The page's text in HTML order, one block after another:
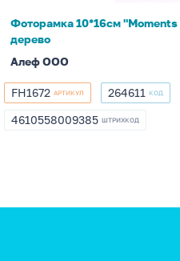
Фоторамка 10*16см "Moments
дерево
Алеф ООО
FH1672
FH1672 АРТИКУЛ 264611
264611 КОД
4610558009385
4610558009385 ШТРИХКОД